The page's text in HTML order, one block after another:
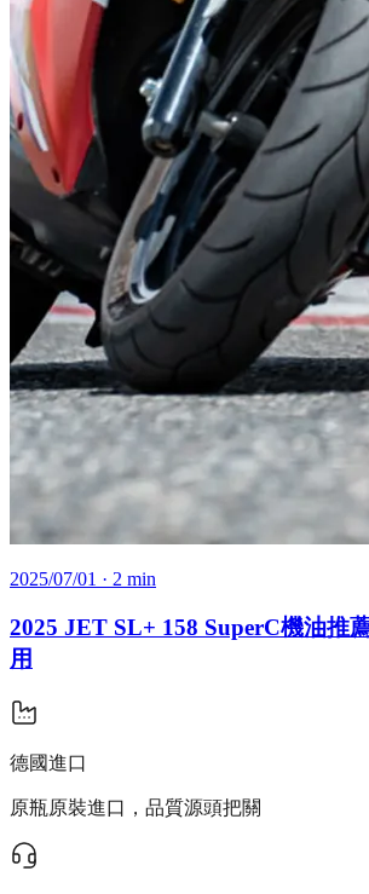
2025/07/01 · 2 min
2025 JET SL+ 158 SuperC機油推
用
德國進口
原瓶原裝進口，品質源頭把關